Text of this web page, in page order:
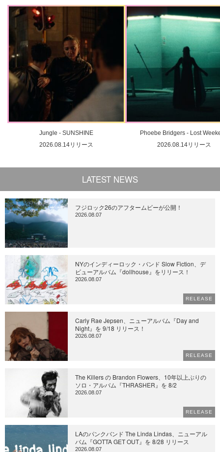
Jungle - SUNSHINE
2026.08.14リリース
Phoebe Bridgers - Lost
2026.08.14リリース
LATEST NEWS
フジロック26のアフタームビーが公開！
2026.08.07
NYのインディーロック・バンド Slow Fiction、デ
ビューアルバム『dollhouse』をリリース！
2026.08.07
RELEASE
Carly Rae Jepsen、ニューアルバム『Day and
Night』を 9/18 リリース！
2026.08.07
RELEASE
The Killers の Brandon Flowers、10年以上ぶりの
ソロ・アルバム『THRASHER』を 8/2
2026.08.07
RELEASE
LAのパンクバンド The Linda Lindas、ニューアル
バム『GOTTA GET OUT』を 8/28 リリース
2026.08.07